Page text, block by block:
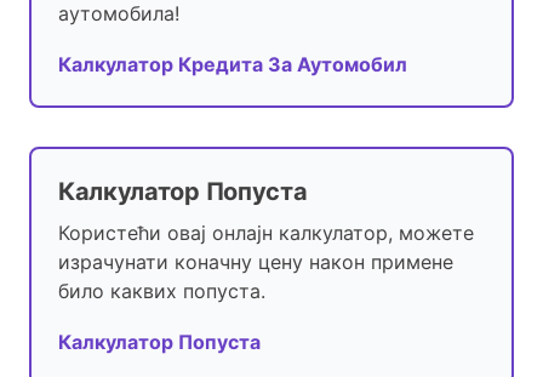
аутомобила!
Калкулатор Кредита За Аутомобил
Калкулатор Попуста
Користећи овај онлајн калкулатор, можете
израчунати коначну цену након примене
било каквих попуста.
Калкулатор Попуста